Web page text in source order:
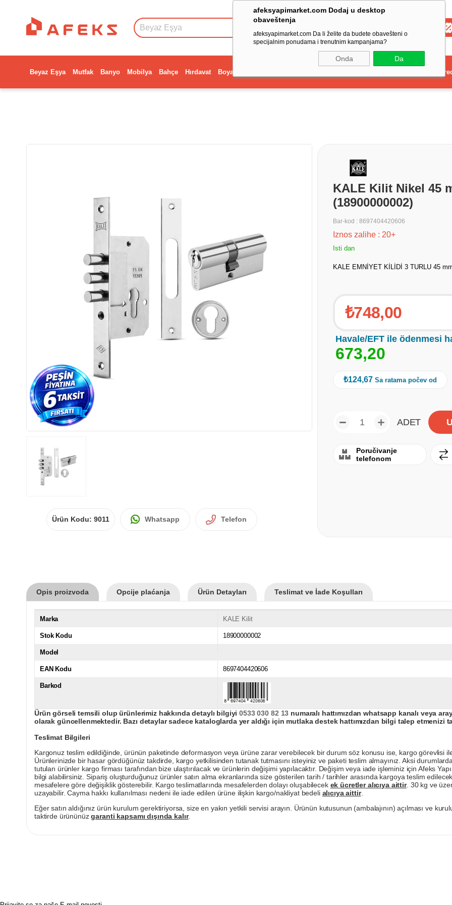
afeksyapimarket.com Dodaj u desktop
obaveštenja
afeksyapimarket.com Da li želite da budete obavešteni o
specijalnim ponudama i trenutnim kampanjama?
Onda Da
Beyaz Eşya Mutfak Banyo Mobilya Bahçe Hırdavat Boya Dekorasyon ve Ev
Ürün Kodu: 9011 Whatsapp Telefon
KALE Kilit Nikel 45
(18900000002)
Bar-kod : 8697404420606
Iznos zalihe : 20+
Isti dan
KALE EMNİYET KİLİDİ 3 TURLU 45
₺748,00
Havale/EFT ile ödenmesi
673,20
₺124,67 Sa ratama počev od
ADET
Poručivanje
telefonom
Opis proizvoda Opcije plaćanja Ürün Detayları Teslimat ve İade Koşulları
Marka KALE Kilit
Stok Kodu 18900000002
Model
EAN Kodu 8697404420606
Barkod
Ürün görseli temsili olup ürünlerimiz hakkında detaylı bilgiyi0533 030 82 13 numaralı hattımızdan whatsapp kanalı veya
olarak güncellenmektedir. Bazı detaylar sadece kataloglarda yer aldığı için mutlaka destek hattımızdan bilgi talep etmenizi
Teslimat Bilgileri
Kargonuz teslim edildiğinde, ürünün paketinde deformasyon veya ürüne zarar verebilecek bir durum söz konusu ise, kargo görevlisi
Ürünlerinizde bir hasar gördüğünüz takdirde, kargo yetkilisinden tutanak tutmasını isteyiniz ve paketi teslim almayınız. Aksi
tutulan ürünler kargo firması tarafından bize ulaştırılacak ve ürünlerin değişimi yapılacaktır. Değişim veya iade işleminiz için Afeks
bilgi alabilirsiniz. Sipariş oluşturduğunuz ürünler satın alma ekranlarında size gösterilen tarih / tarihler arasında kargoya teslim
mesafelere göre değişiklik gösterebilir. Kargo teslimatlarında mesafelerden dolayı oluşabilecek ek ücretler alıcıya aittir. 30 kg ve
uzayabilir. Cayma hakkı kullanılması nedeni ile iade edilen ürüne ilişkin kargo/nakliyat bedeli alıcıya aittir.
Eğer satın aldığınız ürün kurulum gerektiriyorsa, size en yakın yetkili servisi arayın. Ürünün kutusunun (ambalajının) açılması ve
taktirde ürününüzgaranti kapsamı dışında kalır.